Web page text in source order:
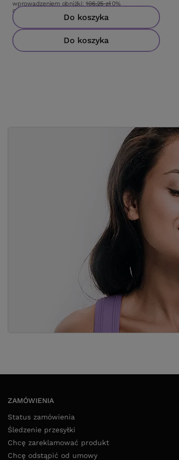
wprowadzeniem obniżki:106,25 zł 0%
Cena katalogowa:
Do koszyka
Do koszyka
ZAMÓWIENIA
Status zamówienia
Śledzenie przesyłki
Chcę zareklamować produkt
Chcę odstąpić od umowy